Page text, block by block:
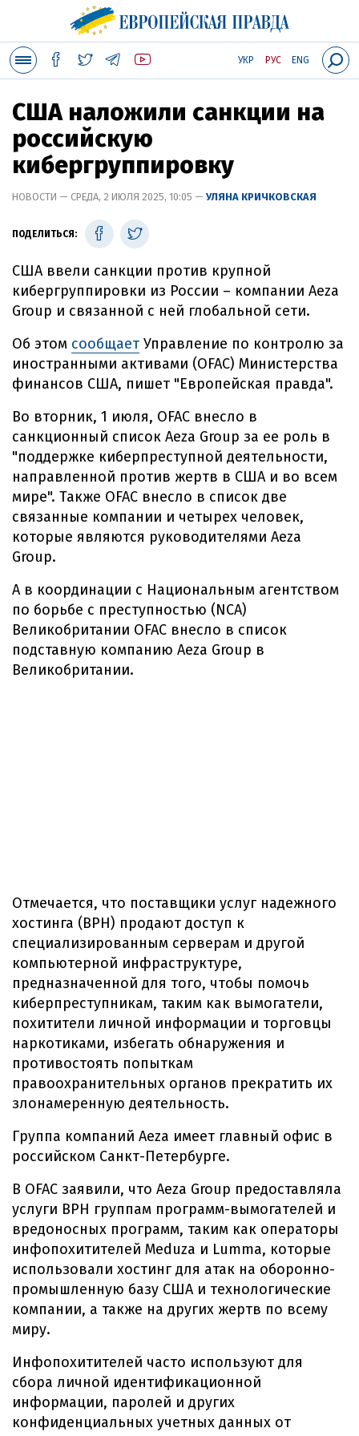
УКР РУС ENG
США наложили санкции на
российскую
кибергруппировку
НОВОСТИ — СРЕДА, 2 ИЮЛЯ 2025, 10:05 — УЛЯНА КРИЧКОВСКАЯ
ПОДЕЛИТЬСЯ:
США ввели санкции против крупной
кибергруппировки из России – компании Aeza
Group и связанной с ней глобальной сети.
Об этом сообщает Управление по контролю за
иностранными активами (OFAC) Министерства
финансов США, пишет "Европейская правда".
Во вторник, 1 июля, OFAC внесло в
санкционный список Aeza Group за ее роль в
"поддержке киберпреступной деятельности,
направленной против жертв в США и во всем
мире". Также OFAC внесло в список две
связанные компании и четырех человек,
которые являются руководителями Aeza
Group.
А в координации с Национальным агентством
по борьбе с преступностью (NCA)
Великобритании OFAC внесло в список
подставную компанию Aeza Group в
Великобритании.
Отмечается, что поставщики услуг надежного
хостинга (BPH) продают доступ к
специализированным серверам и другой
компьютерной инфраструктуре,
предназначенной для того, чтобы помочь
киберпреступникам, таким как вымогатели,
похитители личной информации и торговцы
наркотиками, избегать обнаружения и
противостоять попыткам
правоохранительных органов прекратить их
злонамеренную деятельность.
Группа компаний Aeza имеет главный офис в
российском Санкт-Петербурге.
В OFAC заявили, что Aeza Group предоставляла
услуги BPH группам программ-вымогателей и
вредоносных программ, таким как операторы
инфопохитителей Meduza и Lumma, которые
использовали хостинг для атак на оборонно-
промышленную базу США и технологические
компании, а также на других жертв по всему
миру.
Инфопохитителей часто используют для
сбора личной идентификационной
информации, паролей и других
конфиденциальных учетных данных от